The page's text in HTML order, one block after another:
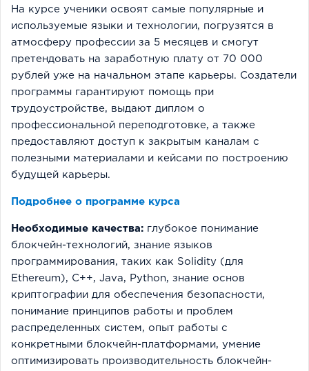
На курсе ученики освоят самые популярные и
используемые языки и технологии, погрузятся в
атмосферу профессии за 5 месяцев и смогут
претендовать на заработную плату от 70 000
рублей уже на начальном этапе карьеры. Создатели
программы гарантируют помощь при
трудоустройстве, выдают диплом о
профессиональной переподготовке, а также
предоставляют доступ к закрытым каналам с
полезными материалами и кейсами по построению
будущей карьеры.
Подробнее о программе курса
Необходимые качества: глубокое понимание
блокчейн-технологий, знание языков
программирования, таких как Solidity (для
Ethereum), C++, Java, Python, знание основ
криптографии для обеспечения безопасности,
понимание принципов работы и проблем
распределенных систем, опыт работы с
конкретными блокчейн-платформами, умение
оптимизировать производительность блокчейн-